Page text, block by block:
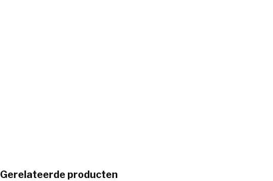
Gerelateerde producten